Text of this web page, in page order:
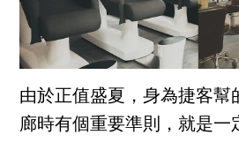
由於正值盛夏，身為捷客幫
廊時有個重要準則，就是一